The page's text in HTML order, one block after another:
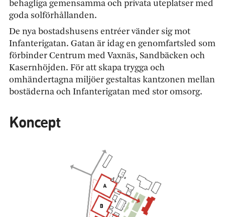
behagliga gemensamma och privata uteplatser med
goda solförhållanden.
De nya bostadshusens entréer vänder sig mot
Infanterigatan. Gatan är idag en genomfartsled som
förbinder Centrum med Vaxnäs, Sandbäcken och
Kasernhöjden. För att skapa trygga och
omhändertagna miljöer gestaltas kantzonen mellan
bostäderna och Infanterigatan med stor omsorg.
Koncept